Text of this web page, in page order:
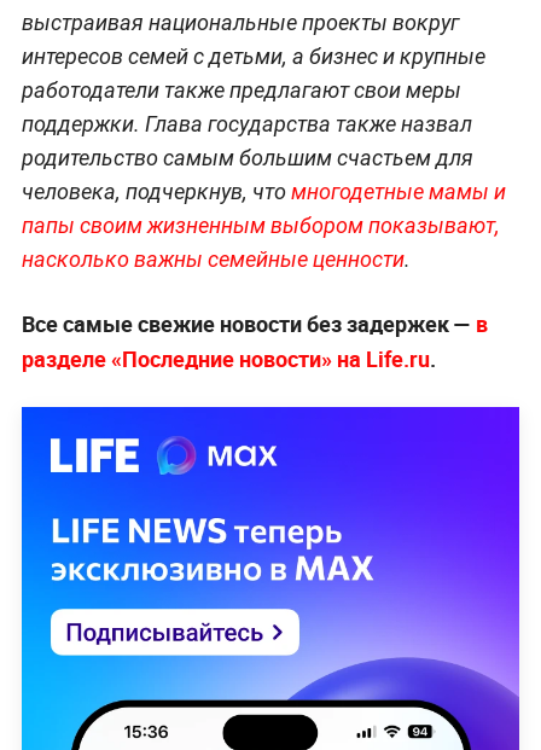
выстраивая национальные проекты вокруг
интересов семей с детьми, а бизнес и крупные
работодатели также предлагают свои меры
поддержки. Глава государства также назвал
родительство самым большим счастьем для
человека, подчеркнув, чтомногодетные мамы и
папы своим жизненным выбором показывают,
насколько важны семейные ценности.
Все самые свежие новости без задержек — в
разделе «Последние новости» на Life.ru.